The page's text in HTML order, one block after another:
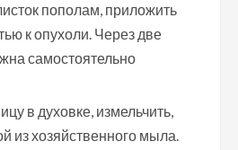
пополам, приложить
к опухоли. Через две
самостоятельно
в духовке, измельчить,
из хозяйственного мыла.